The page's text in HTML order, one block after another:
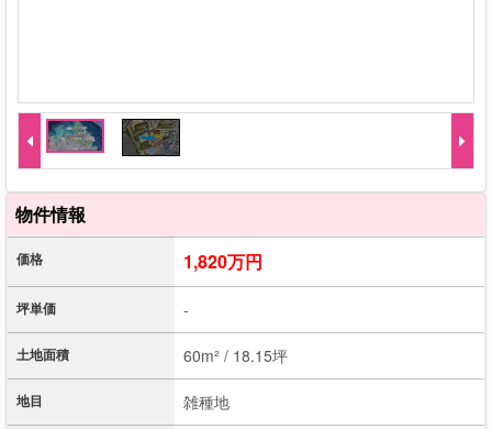
物件情報
価格 1,820万円
坪単価 -
土地面積 60m² / 18.15坪
地目 雑種地